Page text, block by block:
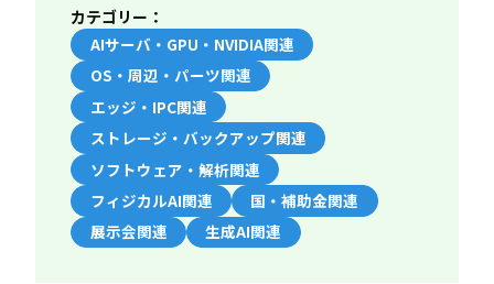
カテゴリー：
AIサーバ・GPU・NVIDIA関連
OS・周辺・パーツ関連
エッジ・IPC関連
ストレージ・バックアップ関連
ソフトウェア・解析関連
フィジカルAI関連
国・補助金関連
展示会関連
生成AI関連